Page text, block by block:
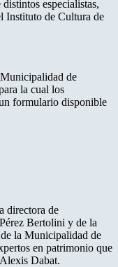
especialistas,
Instituto de Cultura de
de
la cual los
formulario disponible
directora de
Bertolini y de la
la Municipalidad de
en patrimonio que
Dabat.